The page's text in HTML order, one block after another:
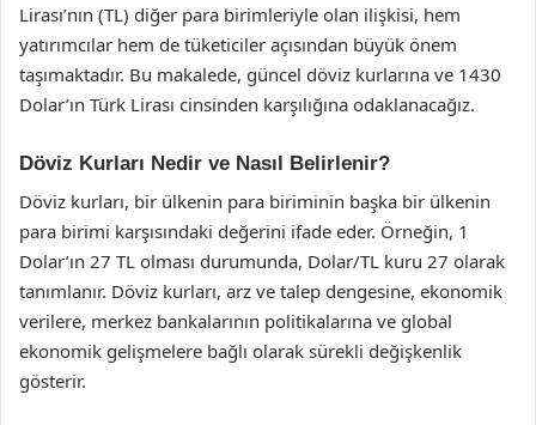
Lirası’nın (TL) diğer para birimleriyle olan ilişkisi, hem
yatırımcılar hem de tüketiciler açısından büyük önem
taşımaktadır. Bu makalede, güncel döviz kurlarına ve 1430
Dolar’ın Türk Lirası cinsinden karşılığına odaklanacağız.
Döviz Kurları Nedir ve Nasıl Belirlenir?
Döviz kurları, bir ülkenin para biriminin başka bir ülkenin
para birimi karşısındaki değerini ifade eder. Örneğin, 1
Dolar’ın 27 TL olması durumunda, Dolar/TL kuru 27 olarak
tanımlanır. Döviz kurları, arz ve talep dengesine, ekonomik
verilere, merkez bankalarının politikalarına ve global
ekonomik gelişmelere bağlı olarak sürekli değişkenlik
gösterir.